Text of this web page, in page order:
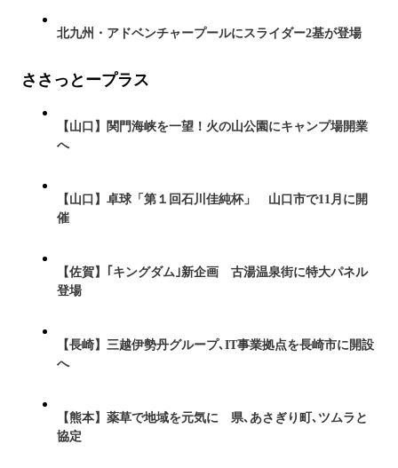
北九州・アドベンチャープールにスライダー2基が登場
ささっとープラス
【山口】関門海峡を一望！火の山公園にキャンプ場開業
へ
【山口】卓球「第１回石川佳純杯」 山口市で11月に開
催
【佐賀】｢キングダム｣新企画 古湯温泉街に特大パネル
登場
【長崎】三越伊勢丹グループ､IT事業拠点を長崎市に開設
へ
【熊本】薬草で地域を元気に 県､あさぎり町､ツムラと
協定